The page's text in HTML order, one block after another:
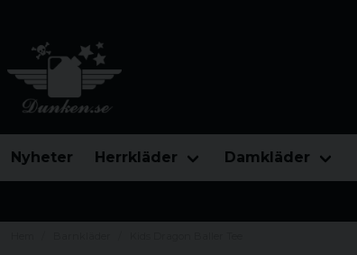
Nyheter Herrkläder Damkläder